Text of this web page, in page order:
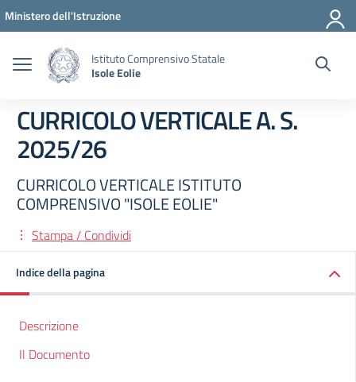
Vai ai contenuti
Vai al menu di navigazione
Vai al footer
Ministero dell'Istruzione
Istituto Comprensivo Statale
Isole Eolie
CURRICOLO VERTICALE A. S.
2025/26
CURRICOLO VERTICALE ISTITUTO
COMPRENSIVO "ISOLE EOLIE"
Stampa / Condividi
Indice della pagina
Descrizione
Il Documento